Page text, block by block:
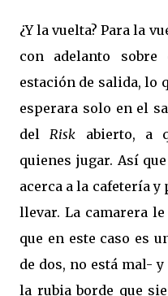
¿Y la vuelta? Para la
con adelanto
estación de salida, lo
esperara solo en el
delRisk abierto, a
quienes jugar. Así
acerca a la cafetería y
llevar. La camarera
que en este caso es
de dos, no está mal-
la rubia borde que